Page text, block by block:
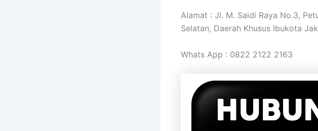
Alamat : Jl. M. Saidi Raya No.3,
Selatan, Daerah Khusus Ibukota
Whats App : 0822 2122 2163